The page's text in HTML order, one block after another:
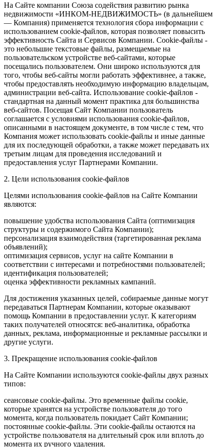
На Сайте компании Союза содействия развитию рынка
недвижимости «ИНКОМ-НЕДВИЖИМОСТЬ» (в дальнейшем
— Компания) применяется технология сбора информации с
использованием cookie-файлов, которая позволяет повысить
эффективность Сайта и Сервисов Компании. Сookie-файлы -
это небольшие текстовые файлы, размещаемые на
пользовательском устройстве веб-сайтами, которые
посещались пользователем. Они широко используются для
того, чтобы веб-сайты могли работать эффективнее, а также,
чтобы предоставлять необходимую информацию владельцам,
администрации веб-сайта. Использование cookie-файлов -
стандартная на данный момент практика для большинства
веб-сайтов. Посещая Сайт Компании пользователь
соглашается с условиями использования cookie-файлов,
описанными в настоящем документе, в том числе с тем, что
Компания может использовать cookie-файлы и иные данные
для их последующей обработки, а также может передавать их
третьим лицам для проведения исследований и
предоставления услуг Партнерами Компании.
2. Цели использования cookie-файлов
Целями использования cookie-файлов на Сайте Компании
являются:
повышение удобства использования Сайта (оптимизация
структуры и содержимого Сайта Компании);
персонализация взаимодействия (таргетированная реклама
объявлений);
оптимизация сервисов, услуг на сайте Компании в
соответствии с интересами и потребностями пользователей;
идентификация пользователей;
оценка эффективности рекламных кампаний.
Для достижения указанных целей, собираемые данные могут
передаваться Партнерам Компании, которые оказывают
помощь Компании в предоставлении услуг. К категориям
таких получателей относятся: веб-аналитика, обработка
данных, реклама, информационные и рекламные рассылки и
другие услуги.
3. Прекращение использования cookie-файлов
На Сайте Компании используются cookie-файлы двух разных
типов:
сеансовые cookie-файлы. Это временные файлы cookie,
которые хранятся на устройстве пользователя до того
момента, когда пользователь покидает Сайт Компании;
постоянные cookie-файлы. Эти cookie-файлы остаются на
устройстве пользователя на длительный срок или вплоть до
момента их ручного удаления.